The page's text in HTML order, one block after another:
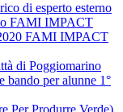
di esperto esterno
FAMI IMPACT
FAMI IMPACT
di Poggiomarino
bando per alunne 1°